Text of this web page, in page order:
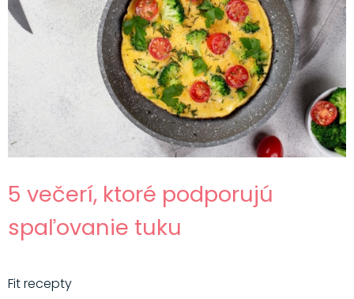
5 večerí, ktoré podporujú
spaľovanie tuku
Fit recepty